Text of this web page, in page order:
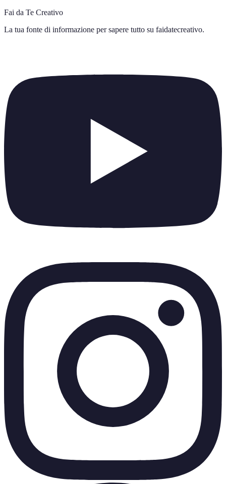
Fai da Te Creativo
La tua fonte di informazione per sapere tutto su faidatecreativo.